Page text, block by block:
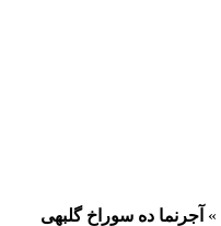
» آجرنما ده سوراخ گلبهی